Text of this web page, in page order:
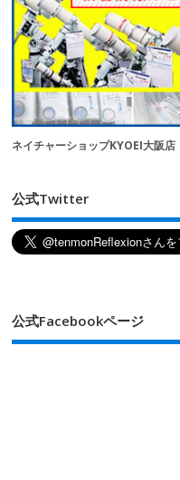
ネイチャーショップKYOEI大阪店
公式Twitter
公式Facebookページ